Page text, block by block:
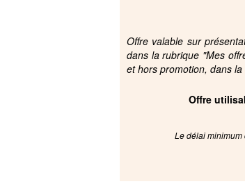
Offre valable sur
dans la rubrique "Mes
et hors promotion, dans
Offre
Le délai minimum